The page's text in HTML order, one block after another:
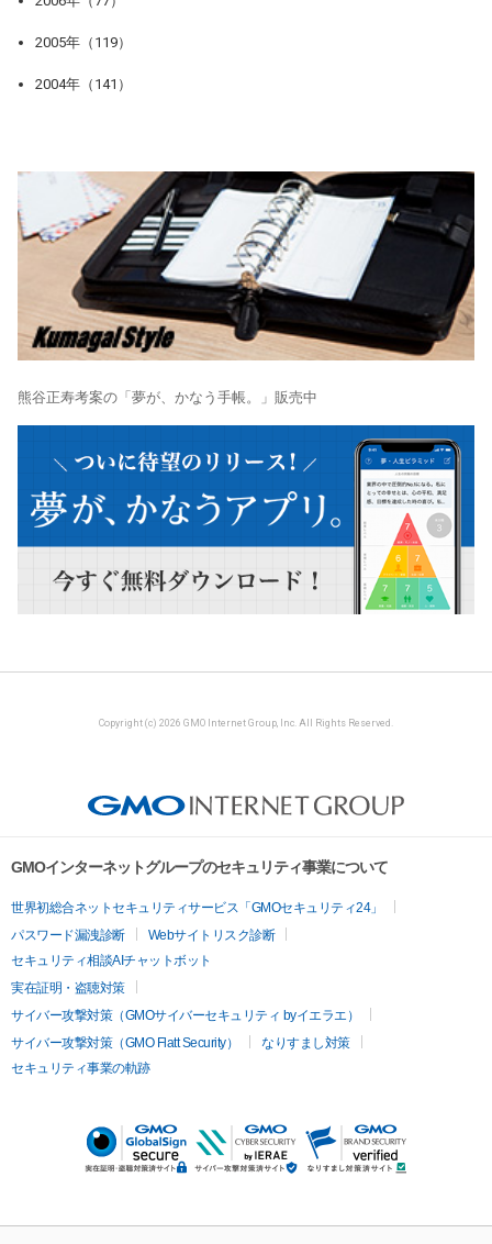
2005年（119）
2004年（141）
熊谷正寿考案の「夢が、かなう手帳。」販売中
Copyright (c) 2026 GMO Internet Group, Inc. All Rights Reserved.
GMOインターネットグループのセキュリティ事業について
世界初総合ネットセキュリティサービス「GMOセキュリティ24」
パスワード漏洩診断
Webサイトリスク診断
セキュリティ相談AIチャットボット
実在証明・盗聴対策
サイバー攻撃対策（GMOサイバーセキュリティ byイエラエ）
サイバー攻撃対策（GMO Flatt Security）
なりすまし対策
セキュリティ事業の軌跡